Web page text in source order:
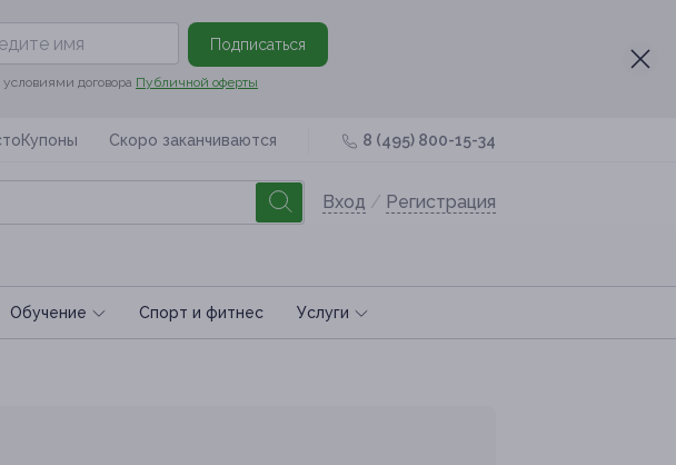
Подписаться
договора Публичной оферты
Скоро заканчиваются 8 (495) 800-15-34
Вход / Регистрация
Обучение Спoрт и фитнес Услуги